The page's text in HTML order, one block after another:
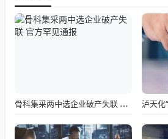
骨科集采两中选企业破产失联 官方罕见通报